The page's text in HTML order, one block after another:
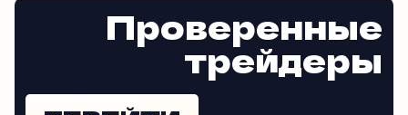
Проверенные
трейдеры